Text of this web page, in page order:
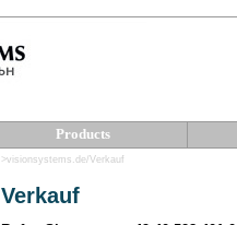
Products
>visionsystems.de/Verkauf
Verkauf